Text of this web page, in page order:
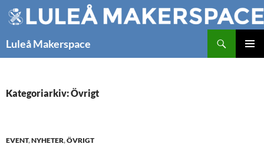
Hoppa
till
Luleå Makerspace
Kategoriarkiv: Övrigt
EVENT,NYHETER,ÖVRIGT